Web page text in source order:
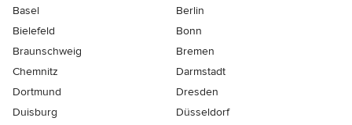
Basel
Berlin
Bielefeld
Bonn
Braunschweig
Bremen
Chemnitz
Darmstadt
Dortmund
Dresden
Duisburg
Düsseldorf